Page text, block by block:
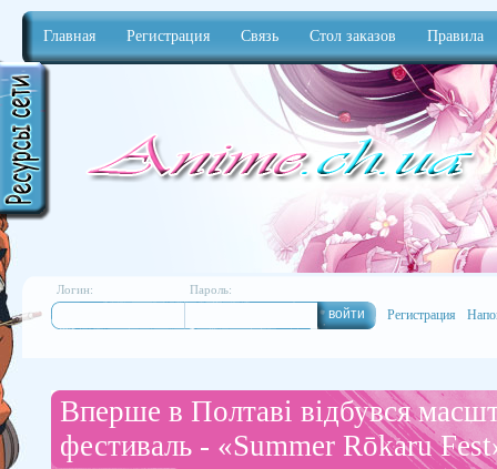
Главная Регистрация Связь Стол заказов Правила
Логин: Пароль:
Регистрация
Вперше в Полтаві відбувся
фестиваль - «Summer Rōkaru